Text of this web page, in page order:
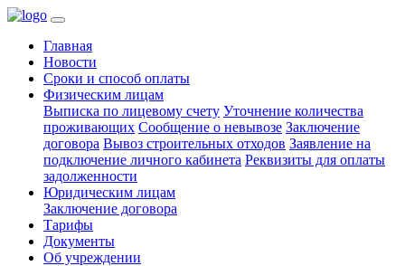
Главная
Новости
Сроки и способ оплаты
Физическим лицам
Выписка по лицевому счету Уточнение количества
проживающих Сообщение о невывозе Заключение
договора Вывоз строительных отходов Заявление на
подключение личного кабинета Реквизиты для оплаты
задолженности
Юридическим лицам
Заключение договора
Тарифы
Документы
Об учреждении